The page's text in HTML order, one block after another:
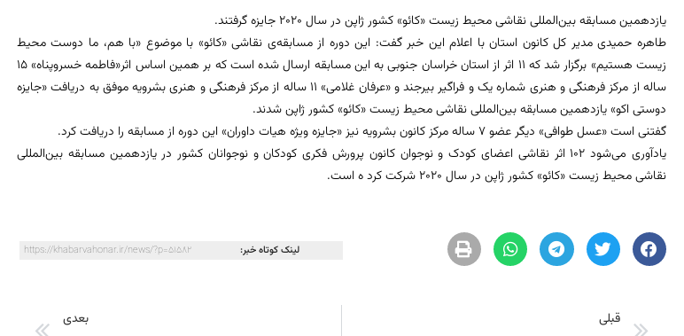
یازدهمین مسابقه بین‌المللی نقاشی محیط زیست «کائو» کشور ژاپن در سال ۲۰۲۰ جایزه گرفتند.
طاهره حمیدی مدیر کل کانون استان با اعلام این خبر گفت: این دوره از مسابقه‌ی نقاشی «کائو» با موضوع «با هم، ما دوست محیط
زیست هستیم» برگزار شد که 11 اثر از استان خراسان جنوبی به این مسابقه ارسال شده است که بر همین اساس اثر«فاطمه خسروپناه» ۱۵
ساله از مرکز فرهنگی و هنری شماره یک و فراگیر بیرجند و «عرفان غلامی» ۱۱ ساله از مرکز فرهنگی و هنری بشرویه موفق به دریافت «جایزه
دوستی اکو» یازدهمین مسابقه بین‌المللی نقاشی محیط زیست «کائو» کشور ژاپن شدند.
گفتنی است «عسل طوافی» دیگر عضو ۷ ساله مرکز کانون بشرویه نیز «جایزه ویژه هیات داوران» این دوره از مسابقه را دریافت کرد.
یادآوری می‌شود ۱۰۲ اثر نقاشی اعضای کودک و نوجوان کانون پرورش فکری کودکان و نوجوانان کشور در یازدهمین مسابقه بین‌المللی
نقاشی محیط زیست «کائو» کشور ژاپن در سال ۲۰۲۰ شرکت کرد ه است.
لینک کوتاه خبر: https://khabarvahonar.ir/news/?p=51582
قبلی بعدی